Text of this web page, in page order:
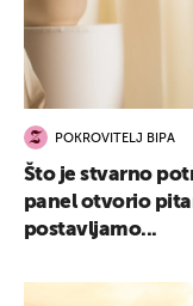
POKROVITELJ BIPA
Što je stvarno
panel otvorio
postavljamo...